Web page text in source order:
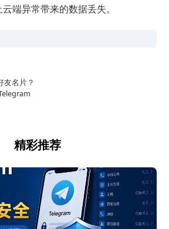
端异常带来的数据丢失。
友名片？
精彩推荐